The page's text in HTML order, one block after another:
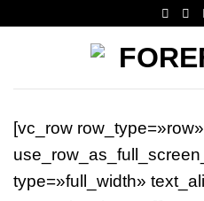
[vc_row row_type=»row»
type=»full_width»